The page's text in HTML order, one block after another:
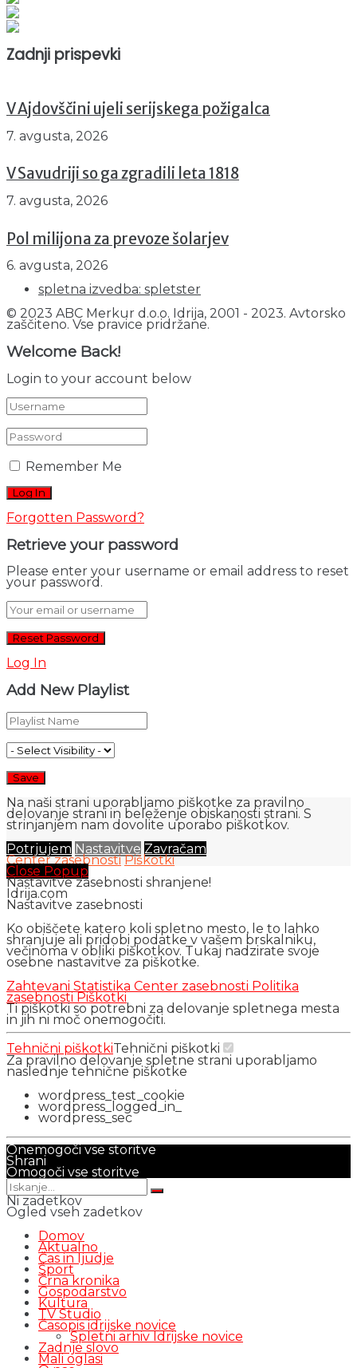
Zadnji prispevki
V Ajdovščini ujeli serijskega požigalca
7. avgusta, 2026
V Savudriji so ga zgradili leta 1818
7. avgusta, 2026
Pol milijona za prevoze šolarjev
6. avgusta, 2026
spletna izvedba: spletster
© 2023 ABC Merkur d.o.o. Idrija, 2001 - 2023. Avtorsko
zaščiteno. Vse pravice pridržane.
Welcome Back!
Login to your account below
Remember Me
Forgotten Password?
Retrieve your password
Please enter your username or email address to reset
your password.
Log In
Add New Playlist
Na naši strani uporabljamo piškotke za pravilno
delovanje strani in beleženje obiskanosti strani. S
strinjanjem nam dovolite uporabo piškotkov.
Potrjujem Nastavitve Zavračam
Center zasebnosti Piškotki
Close Popup
Nastavitve zasebnosti shranjene!
Idrija.com
Nastavitve zasebnosti
Ko obiščete katero koli spletno mesto, le to lahko
shranjuje ali pridobi podatke v vašem brskalniku,
večinoma v obliki piškotkov. Tukaj nadzirate svoje
osebne nastavitve za piškotke.
Zahtevani Statistika Center zasebnosti Politika
zasebnostiPiškotki
Ti piškotki so potrebni za delovanje spletnega mesta
in jih ni moč onemogočiti.
Tehnični piškotkiTehnični piškotki
Za pravilno delovanje spletne strani uporabljamo
naslednje tehnične piškotke
wordpress_test_cookie
wordpress_logged_in_
wordpress_sec
Onemogoči vse storitve
Shrani
Omogoči vse storitve
Ni zadetkov
Ogled vseh zadetkov
Domov
Aktualno
Čas in ljudje
Šport
Črna kronika
Gospodarstvo
Kultura
TV Studio
Časopis idrijske novice
Spletni arhiv Idrijske novice
Zadnje slovo
Mali oglasi